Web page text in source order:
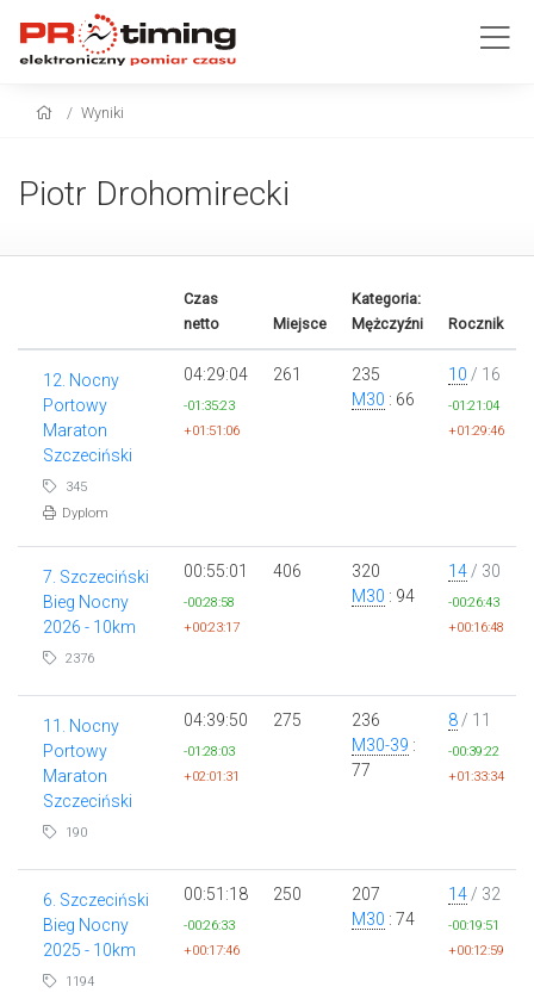
Wyniki
Piotr Drohomirecki
Czas
netto
Miejsce
Kategoria:
Mężczyźni
Rocznik
12. Nocny
Portowy
Maraton
Szczeciński
345
Dyplom
04:29:04
-01:35:23
+01:51:06
261
235
M30 : 66
10 / 16
-01:21:04
+01:29:46
7. Szczeciński
Bieg Nocny
2026 - 10km
2376
00:55:01
-00:28:58
+00:23:17
406
320
M30 : 94
14 / 30
-00:26:43
+00:16:48
11. Nocny
Portowy
Maraton
Szczeciński
190
04:39:50
-01:28:03
+02:01:31
275
236
M30-39 :
77
8 / 11
-00:39:22
+01:33:34
6. Szczeciński
Bieg Nocny
2025 - 10km
1194
00:51:18
-00:26:33
+00:17:46
250
207
M30 : 74
14 / 32
-00:19:51
+00:12:59